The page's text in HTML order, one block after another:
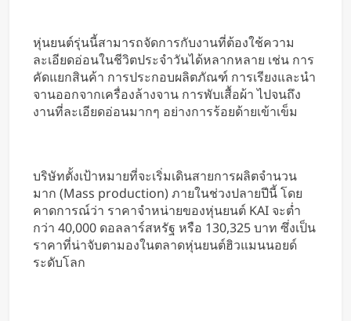
หุ่นยนต์รุ่นนี้สามารถจัดการกับงานที่ต้องใช้ความ
ละเอียดอ่อนในชีวิตประจำวันได้หลากหลาย เช่น การ
คัดแยกสินค้า การประกอบผลิตภัณฑ์ การเรียงและนำ
จานออกจากเครื่องล้างจาน การพับเสื้อผ้า ไปจนถึง
งานที่ละเอียดอ่อนมากๆ อย่างการร้อยด้ายเข้าเข็ม
บริษัทตั้งเป้าหมายที่จะเริ่มเดินสายการผลิตจำนวน
มาก (Mass production) ภายในช่วงปลายปีนี้ โดย
คาดการณ์ว่า ราคาจำหน่ายของหุ่นยนต์ KAI จะต่ำ
กว่า 40,000 ดอลลาร์สหรัฐ หรือ 130,325 บาท ซึ่งเป็น
ราคาที่น่าจับตามองในตลาดหุ่นยนต์ฮิวแมนนอยด์
ระดับโลก